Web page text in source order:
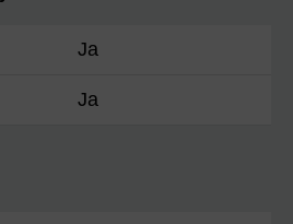
Ja
Ja